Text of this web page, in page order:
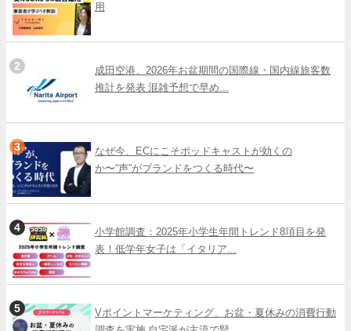
用
成田空港、2026年お盆期間の国際線・国内線旅客数
推計を発表 混雑予想で早め...
なぜ今、ECにこそポッドキャストが効くの
か〜“声”がブランドをつくる時代〜
小学館調査：2025年小学生年間トレンド8項目を発
表！低学年女子は「イタリア...
Vポイントマーケティング、お盆・夏休みの消費行動